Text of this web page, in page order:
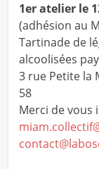
1er atelier le
(adhésion au
Tartinade de
alcoolisées
3 rue Petite la
58
Merci de vous